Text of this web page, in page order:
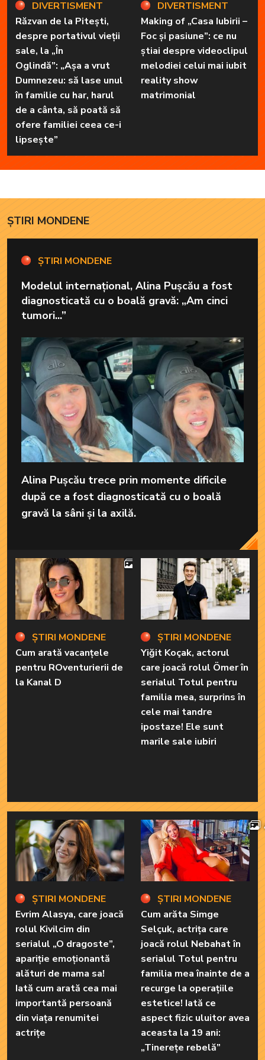
DIVERTISMENT
Răzvan de la Pitești,
despre portativul vieții
sale, la „În
Oglindă”: „Așa a vrut
Dumnezeu: să lase unul
în familie cu har, harul
de a cânta, să poată să
ofere familiei ceea ce-i
lipsește”
DIVERTISMENT
Making of „Casa Iubirii –
Foc și pasiune”: ce nu
știai despre videoclipul
melodiei celui mai iubit
reality show
matrimonial
ȘTIRI MONDENE
ȘTIRI MONDENE
Modelul internațional, Alina Pușcău a fost
diagnosticată cu o boală gravă: „Am cinci
tumori...”
Alina Pușcău trece prin momente dificile
după ce a fost diagnosticată cu o boală
gravă la sâni și la axilă.
ȘTIRI MONDENE
Cum arată vacanțele
pentru ROventurierii de
la Kanal D
ȘTIRI MONDENE
Evrim Alasya, care joacă
rolul Kivilcim din
serialul „O dragoste”,
apariție emoționantă
alături de mama sa!
Iată cum arată cea mai
importantă persoană
din viața renumitei
actrițe
ȘTIRI MONDENE
Yiğit Koçak, actorul
care joacă rolul Ömer în
serialul Totul pentru
familia mea, surprins în
cele mai tandre
ipostaze! Ele sunt
marile sale iubiri
ȘTIRI MONDENE
Cum arăta Simge
Selçuk, actrița care
joacă rolul Nebahat în
serialul Totul pentru
familia mea înainte de a
recurge la operațiile
estetice! Iată ce
aspect fizic uluitor avea
aceasta la 19 ani:
„Tinerețe rebelă”